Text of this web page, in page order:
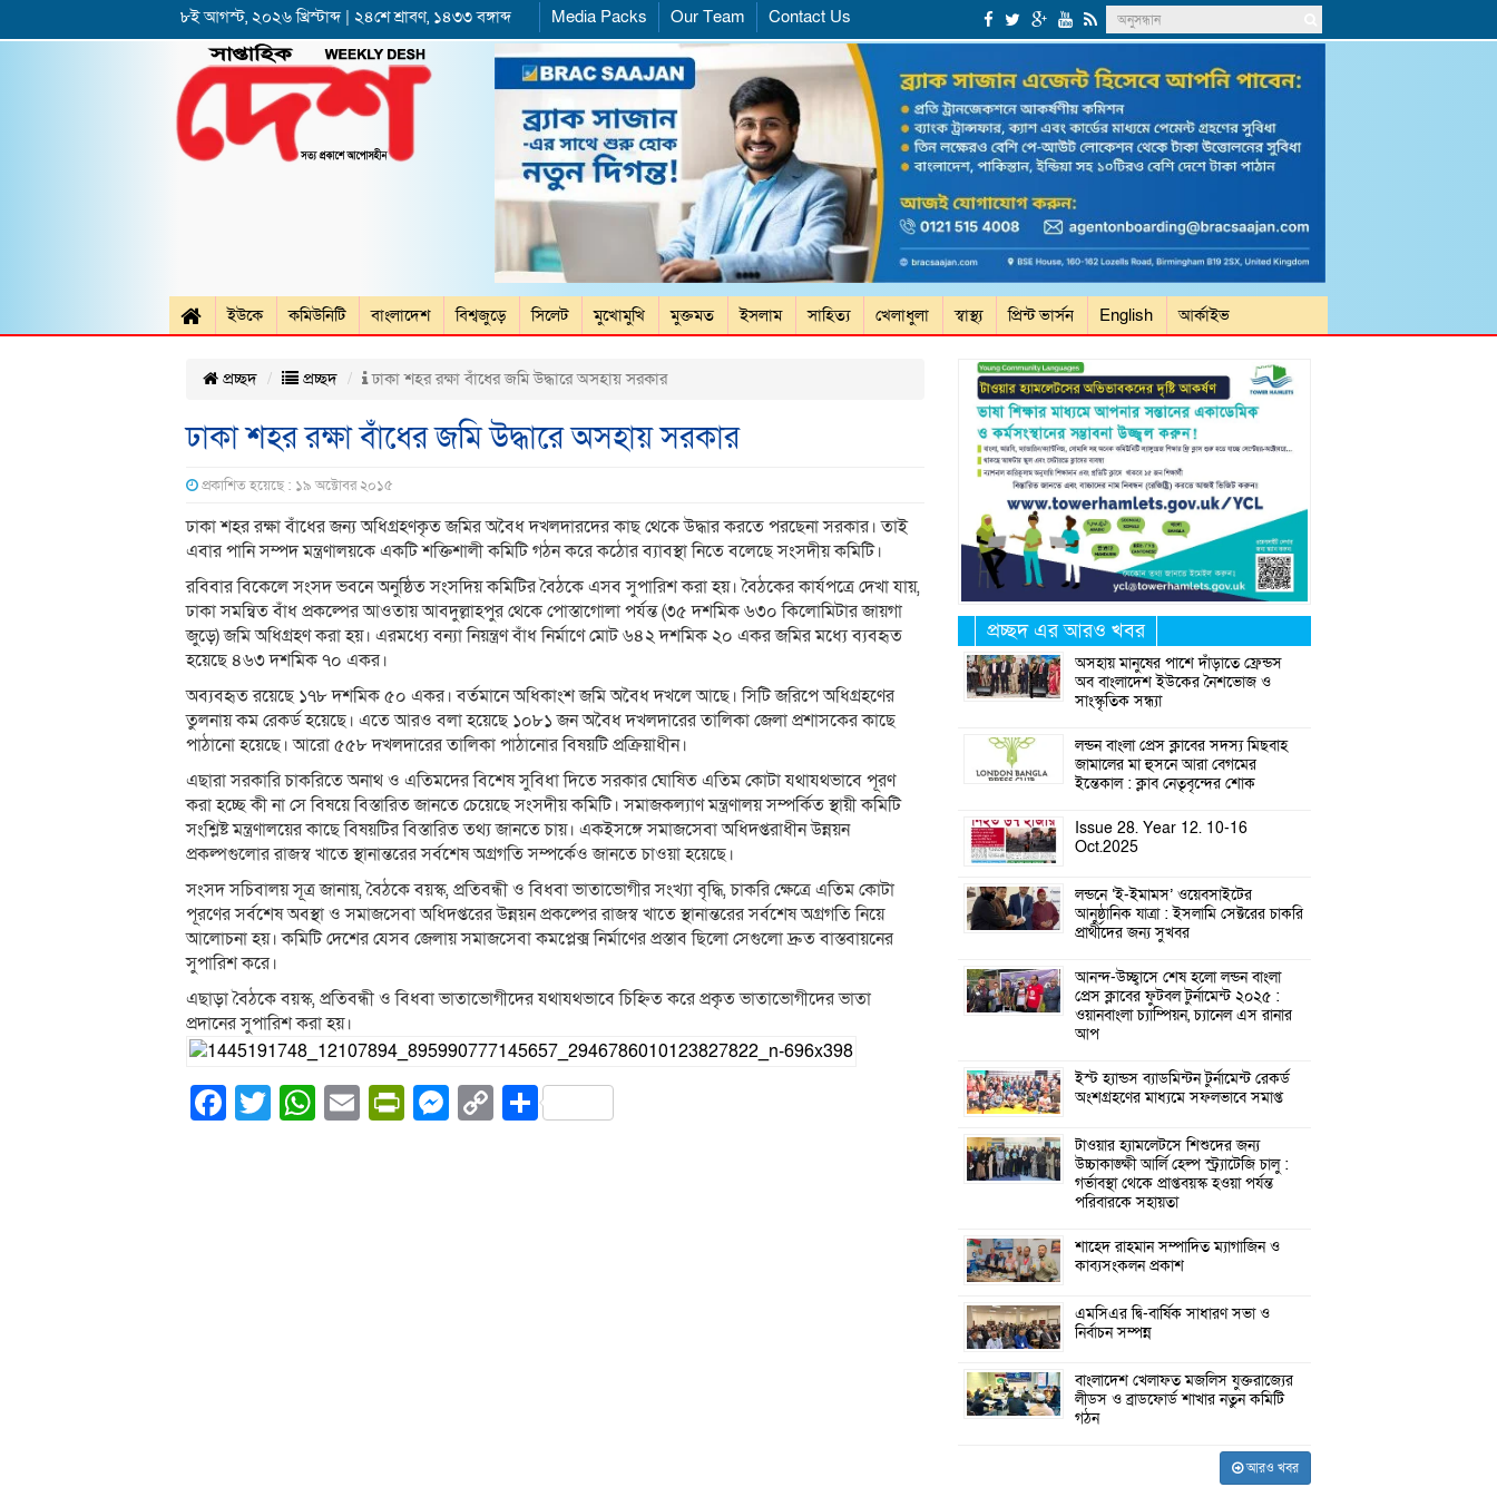
৮ই আগস্ট, ২০২৬ খ্রিস্টাব্দ | ২৪শে শ্রাবণ, ১৪৩৩ বঙ্গাব্দ Media Packs Our Team Contact Us
ইউকে কমিউনিটি বাংলাদেশ বিশ্বজুড়ে সিলেট মুখোমুখি মুক্তমত ইসলাম সাহিত্য খেলাধুলা স্বাস্থ্য প্রিন্ট ভার্সন English আর্কাইভ
প্রচ্ছদ প্রচ্ছদ ঢাকা শহর রক্ষা বাঁধের জমি উদ্ধারে অসহায় সরকার
ঢাকা শহর রক্ষা বাঁধের জমি উদ্ধারে অসহায় সরকার
প্রকাশিত হয়েছে : ১৯ অক্টোবর ২০১৫
ঢাকা শহর রক্ষা বাঁধের জন্য অধিগ্রহণকৃত জমির অবৈধ দখলদারদের কাছ থেকে উদ্ধার করতে পরছেনা সরকার। তাই
এবার পানি সম্পদ মন্ত্রণালয়কে একটি শক্তিশালী কমিটি গঠন করে কঠোর ব্যাবস্থা নিতে বলেছে সংসদীয় কমিটি।
রবিবার বিকেলে সংসদ ভবনে অনুষ্ঠিত সংসদিয় কমিটির বৈঠকে এসব সুপারিশ করা হয়। বৈঠকের কার্যপত্রে দেখা যায়,
ঢাকা সমন্বিত বাঁধ প্রকল্পের আওতায় আবদুল্লাহপুর থেকে পোস্তাগোলা পর্যন্ত (৩৫ দশমিক ৬৩০ কিলোমিটার জায়গা
জুড়ে) জমি অধিগ্রহণ করা হয়। এরমধ্যে বন্যা নিয়ন্ত্রণ বাঁধ নির্মাণে মোট ৬৪২ দশমিক ২০ একর জমির মধ্যে ব্যবহৃত
হয়েছে ৪৬৩ দশমিক ৭০ একর।
অব্যবহৃত রয়েছে ১৭৮ দশমিক ৫০ একর। বর্তমানে অধিকাংশ জমি অবৈধ দখলে আছে। সিটি জরিপে অধিগ্রহণের
তুলনায় কম রেকর্ড হয়েছে। এতে আরও বলা হয়েছে ১০৮১ জন অবৈধ দখলদারের তালিকা জেলা প্রশাসকের কাছে
পাঠানো হয়েছে। আরো ৫৫৮ দখলদারের তালিকা পাঠানোর বিষয়টি প্রক্রিয়াধীন।
এছারা সরকারি চাকরিতে অনাথ ও এতিমদের বিশেষ সুবিধা দিতে সরকার ঘোষিত এতিম কোটা যথাযথভাবে পূরণ
করা হচ্ছে কী না সে বিষয়ে বিস্তারিত জানতে চেয়েছে সংসদীয় কমিটি। সমাজকল্যাণ মন্ত্রণালয় সম্পর্কিত স্থায়ী কমিটি
সংশ্লিষ্ট মন্ত্রণালয়ের কাছে বিষয়টির বিস্তারিত তথ্য জানতে চায়। একইসঙ্গে সমাজসেবা অধিদপ্তরাধীন উন্নয়ন
প্রকল্পগুলোর রাজস্ব খাতে স্থানান্তরের সর্বশেষ অগ্রগতি সম্পর্কেও জানতে চাওয়া হয়েছে।
সংসদ সচিবালয় সূত্র জানায়, বৈঠকে বয়স্ক, প্রতিবন্ধী ও বিধবা ভাতাভোগীর সংখ্যা বৃদ্ধি, চাকরি ক্ষেত্রে এতিম কোটা
পূরণের সর্বশেষ অবস্থা ও সমাজসেবা অধিদপ্তরের উন্নয়ন প্রকল্পের রাজস্ব খাতে স্থানান্তরের সর্বশেষ অগ্রগতি নিয়ে
আলোচনা হয়। কমিটি দেশের যেসব জেলায় সমাজসেবা কমপ্লেক্স নির্মাণের প্রস্তাব ছিলো সেগুলো দ্রুত বাস্তবায়নের
সুপারিশ করে।
এছাড়া বৈঠকে বয়স্ক, প্রতিবন্ধী ও বিধবা ভাতাভোগীদের যথাযথভাবে চিহ্নিত করে প্রকৃত ভাতাভোগীদের ভাতা
প্রদানের সুপারিশ করা হয়।
Facebook
Twitter
WhatsApp
EmailPrintFriendly
Messenger
CopyShare
প্রচ্ছদ এর আরও খবর
অসহায় মানুষের পাশে দাঁড়াতে ফ্রেন্ডস
অব বাংলাদেশ ইউকের নৈশভোজ ও
সাংস্কৃতিক সন্ধ্যা
লন্ডন বাংলা প্রেস ক্লাবের সদস্য মিছবাহ
জামালের মা হুসনে আরা বেগমের
ইন্তেকাল : ক্লাব নেতৃবৃন্দের শোক
Issue 28. Year 12. 10-16
Oct.2025
লন্ডনে ‘ই-ইমামস’ ওয়েবসাইটের
আনুষ্ঠানিক যাত্রা : ইসলামি সেক্টরের চাকরি
প্রার্থীদের জন্য সুখবর
আনন্দ-উচ্ছ্বাসে শেষ হলো লন্ডন বাংলা
প্রেস ক্লাবের ফুটবল টুর্নামেন্ট ২০২৫ :
ওয়ানবাংলা চ্যাম্পিয়ন, চ্যানেল এস রানার
আপ
ইস্ট হ্যান্ডস ব্যাডমিন্টন টুর্নামেন্ট রেকর্ড
অংশগ্রহণের মাধ্যমে সফলভাবে সমাপ্ত
টাওয়ার হ্যামলেটসে শিশুদের জন্য
উচ্চাকাঙ্ক্ষী আর্লি হেল্প স্ট্র্যাটেজি চালু :
গর্ভাবস্থা থেকে প্রাপ্তবয়স্ক হওয়া পর্যন্ত
পরিবারকে সহায়তা
শাহেদ রাহমান সম্পাদিত ম্যাগাজিন ও
কাব্যসংকলন প্রকাশ
এমসিএর দ্বি-বার্ষিক সাধারণ সভা ও
নির্বাচন সম্পন্ন
বাংলাদেশ খেলাফত মজলিস যুক্তরাজ্যের
লীডস ও ব্রাডফোর্ড শাখার নতুন কমিটি
গঠন
আরও খবর